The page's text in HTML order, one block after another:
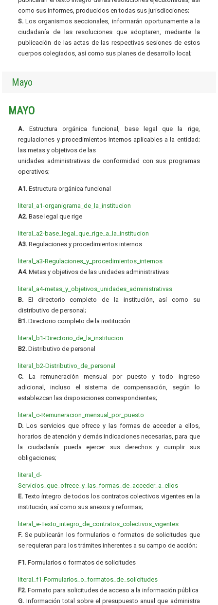
como sus informes, producidos en todas sus jurisdicciones;
S. Los organismos seccionales, informarán oportunamente a la
ciudadanía de las resoluciones que adoptaren, mediante la
publicación de las actas de las respectivas sesiones de estos
cuerpos colegiados, así como sus planes de desarrollo local;
Mayo
MAYO
A. Estructura orgánica funcional, base legal que la rige,
regulaciones y procedimientos internos aplicables a la entidad;
las metas y objetivos de las
unidades administrativas de conformidad con sus programas
operativos;
A1. Estructura orgánica funcional
literal_a1-organigrama_de_la_institucion
A2. Base legal que rige
literal_a2-base_legal_que_rige_a_la_institucion
A3. Regulaciones y procedimientos internos
literal_a3-Regulaciones_y_procedimientos_internos
A4. Metas y objetivos de las unidades administrativas
literal_a4-metas_y_objetivos_unidades_administrativas
B. El directorio completo de la institución, así como su
distributivo de personal;
B1. Directorio completo de la institución
literal_b1-Directorio_de_la_institucion
B2. Distributivo de personal
literal_b2-Distributivo_de_personal
C. La remuneración mensual por puesto y todo ingreso
adicional, incluso el sistema de compensación, según lo
establezcan las disposiciones correspondientes;
literal_c-Remuneracion_mensual_por_puesto
D. Los servicios que ofrece y las formas de acceder a ellos,
horarios de atención y demás indicaciones necesarias, para que
la ciudadanía pueda ejercer sus derechos y cumplir sus
obligaciones;
literal_d-
Servicios_que_ofrece_y_las_formas_de_acceder_a_ellos
E. Texto íntegro de todos los contratos colectivos vigentes en la
institución, así como sus anexos y reformas;
literal_e-Texto_integro_de_contratos_colectivos_vigentes
F. Se publicarán los formularios o formatos de solicitudes que
se requieran para los trámites inherentes a su campo de acción;
F1. Formularios o formatos de solicitudes
literal_f1-Formularios_o_formatos_de_solicitudes
F2. Formato para solicitudes de acceso a la información pública
G. Información total sobre el presupuesto anual que administra